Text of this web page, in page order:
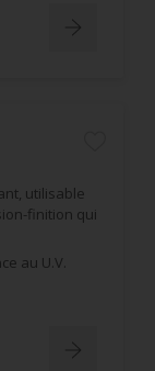
utilisable
finition qui
au U.V.